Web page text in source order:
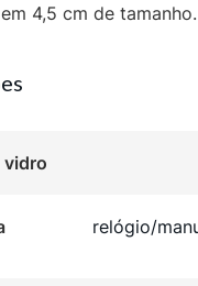
4,5 cm de tamanho.
vidro
relógio/